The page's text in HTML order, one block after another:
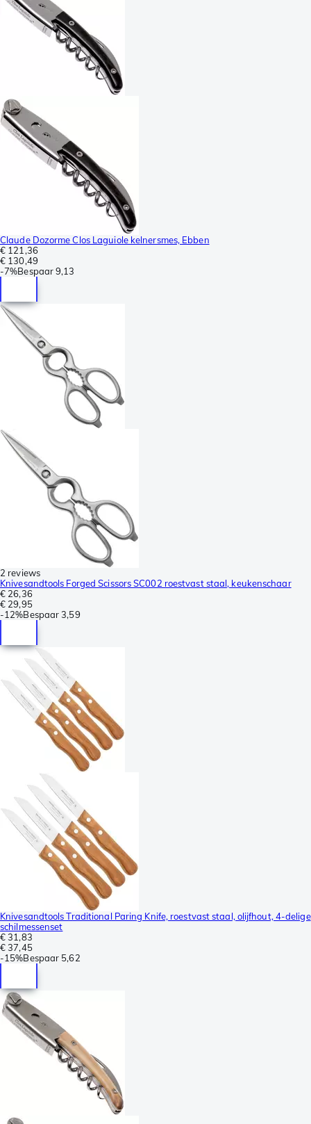
Claude Dozorme Clos Laguiole kelnersmes, Ebben
€ 121,36
€ 130,49
-7%Bespaar9,13
2 reviews
Knivesandtools Forged Scissors SC002 roestvast staal, keukenschaar
€ 26,36
€ 29,95
-12%Bespaar 3,59
Knivesandtools Traditional Paring Knife, roestvast staal, olijfhout, 4-delige
schilmessenset
€ 31,83
€ 37,45
-15%Bespaar 5,62